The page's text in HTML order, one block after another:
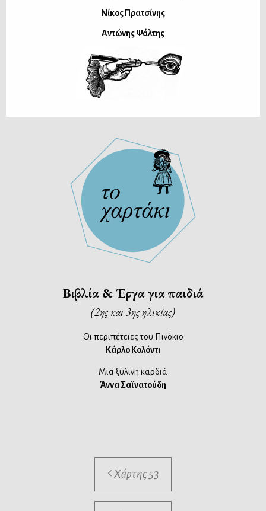
Νίκος Πρατσίνης
Αντώνης Ψάλτης
Βιβλία & Έργα για παιδιά
(2ης και 3ης ηλικίας)
Οι περιπέτειες του Πινόκιο
Κάρλο Κολόντι
Μια ξύλινη καρδιά
Άννα Σαϊνατούδη
Χάρτης 53